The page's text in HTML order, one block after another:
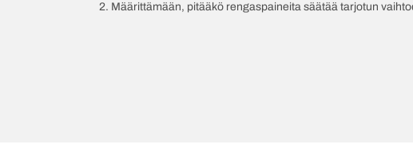
2. Määrittämään, pitääkö rengaspaineita säätää tarjotun